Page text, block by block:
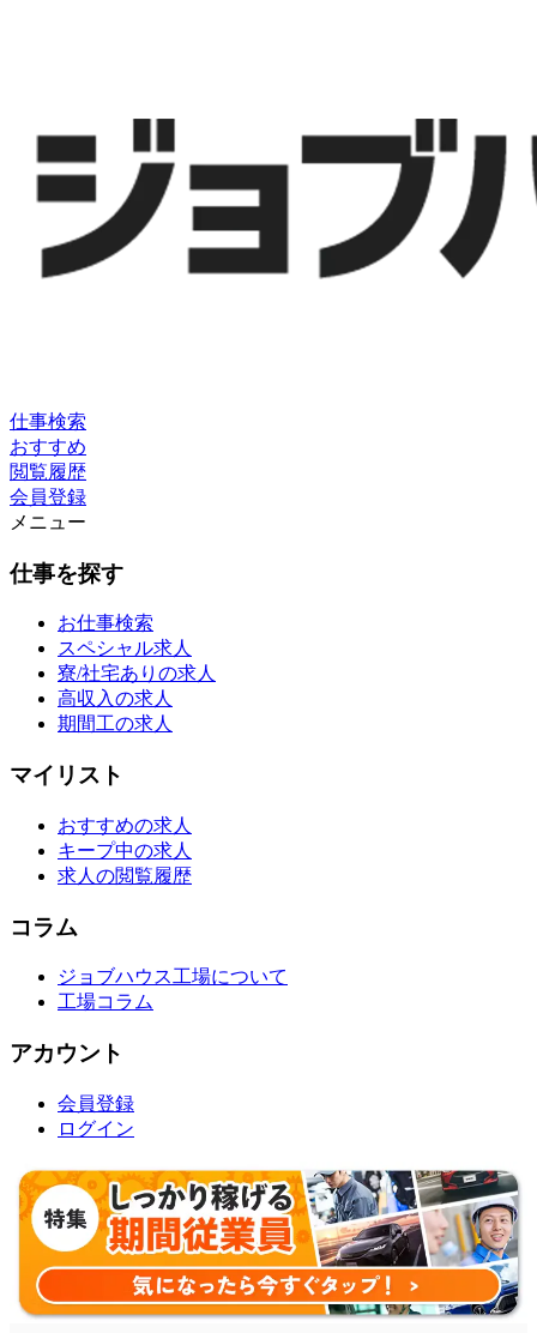
仕事検索
おすすめ
閲覧履歴
会員登録
メニュー
仕事を探す
お仕事検索
スペシャル求人
寮/社宅ありの求人
高収入の求人
期間工の求人
マイリスト
おすすめの求人
キープ中の求人
求人の閲覧履歴
コラム
ジョブハウス工場について
工場コラム
アカウント
会員登録
ログイン